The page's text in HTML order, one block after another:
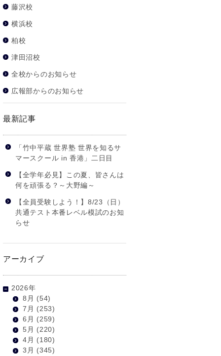
藤沢校
横浜校
柏校
津田沼校
全校からのお知らせ
広報部からのお知らせ
最新記事
「竹中平蔵 世界塾 世界を知るサ
マースクール in 香港」二日目
【全学年必見】この夏、皆さんは
何を頑張る？～大野編～
【全員受験しよう！】8/23（日）
共通テスト本番レベル模試のお知
らせ
アーカイブ
2026年
8月 (54)
7月 (253)
6月 (259)
5月 (220)
4月 (180)
3月 (345)